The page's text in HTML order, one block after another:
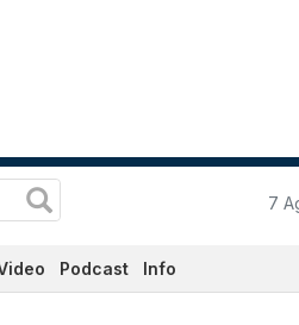
7
Podcast Info